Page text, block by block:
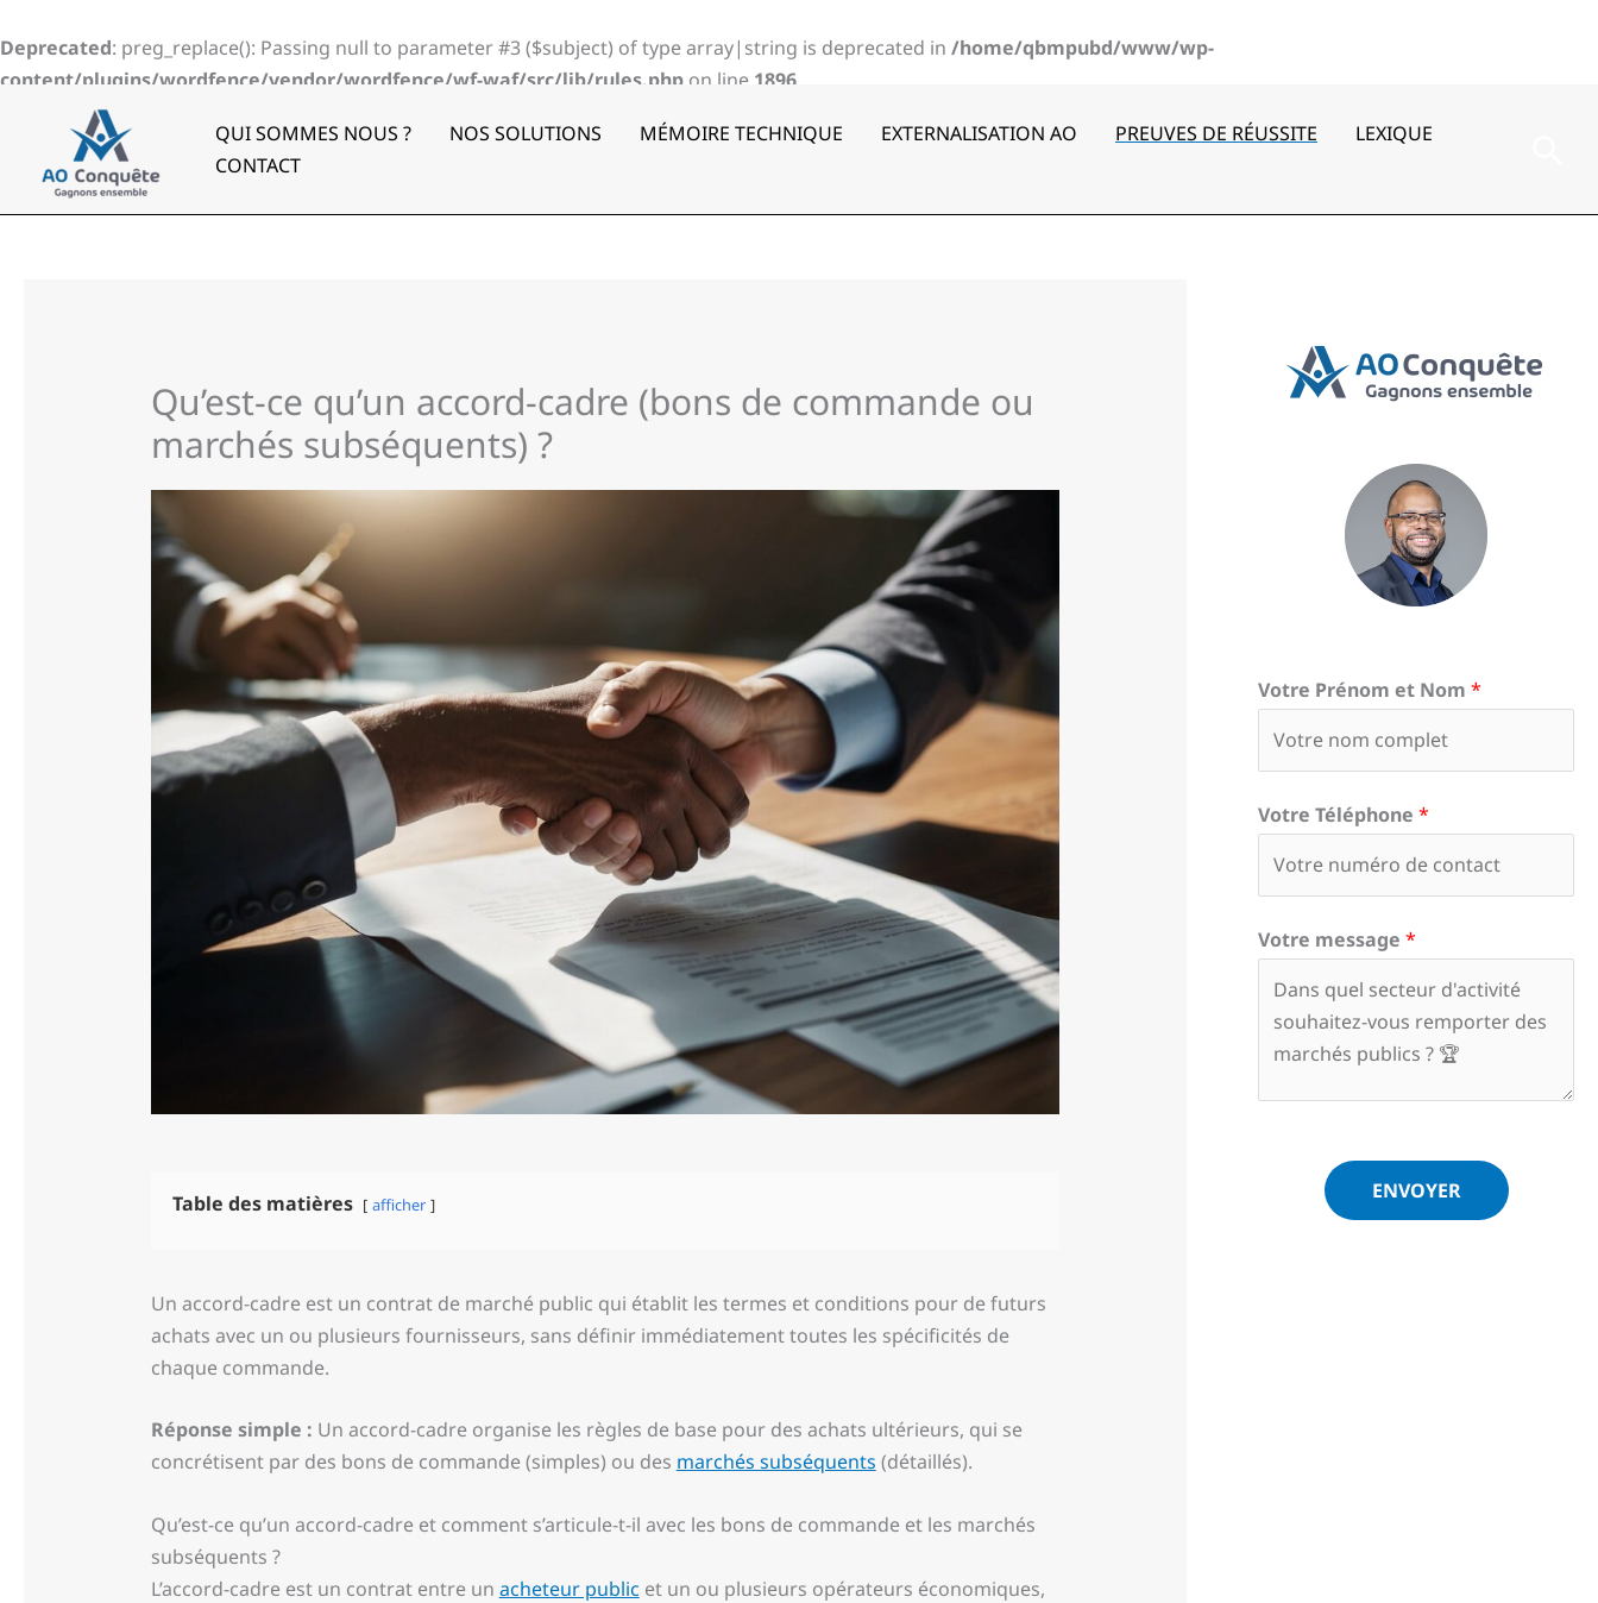
Deprecated: preg_replace(): Passing null to parameter #3 ($subject) of type array|string is deprecated in /home/qbmpubd/www/wp-
content/plugins/wordfence/vendor/wordfence/wf-waf/src/lib/rules.php on line 1896
au
contenu
QUI SOMMES NOUS ? NOS SOLUTIONS MÉMOIRE TECHNIQUE EXTERNALISATION AO PREUVES DE RÉUSSITE
LEXIQUE
CONTACT
Qu’est-ce qu’un accord-cadre (bons de commande ou
marchés subséquents) ?
Table des matières afficher
Un accord-cadre est un contrat de marché public qui établit les termes et conditions pour de futurs
achats avec un ou plusieurs fournisseurs, sans définir immédiatement toutes les spécificités de
chaque commande.
Réponse simple : Un accord-cadre organise les règles de base pour des achats ultérieurs, qui se
concrétisent par des bons de commande (simples) ou des marchés subséquents (détaillés).
Qu’est-ce qu’un accord-cadre et comment s’articule-t-il avec les bons de commande et les marchés
subséquents ?
L’accord-cadre est un contrat entre un acheteur public et un ou plusieurs opérateurs économiques,
Votre Prénom et Nom *
Votre Téléphone *
Votre message *
ENVOYER